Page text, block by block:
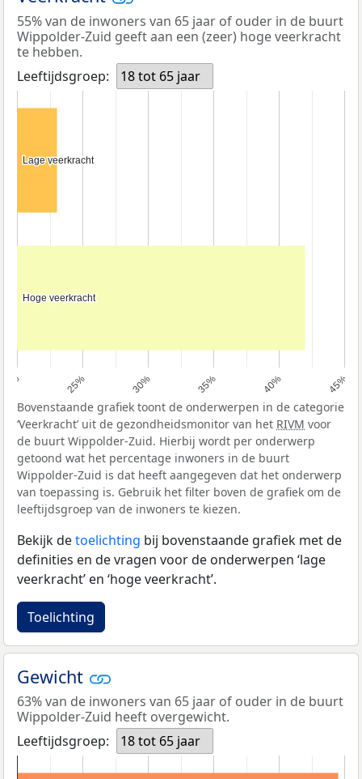
55% van de inwoners van 65 jaar of ouder in de buurt
Wippolder-Zuid geeft aan een (zeer) hoge veerkracht
te hebben.
Leeftijdsgroep:
18 tot 65 jaar
20% 25% 30% 35% 40% 45%
Lage veerkracht
Lage veerkracht
Hoge veerkracht
Hoge veerkracht
Bovenstaande grafiek toont de onderwerpen in de categorie
‘Veerkracht’ uit de gezondheidsmonitor van het RIVM voor
de buurt Wippolder-Zuid. Hierbij wordt per onderwerp
getoond wat het percentage inwoners in de buurt
Wippolder-Zuid is dat heeft aangegeven dat het onderwerp
van toepassing is. Gebruik het filter boven de grafiek om de
leeftijdsgroep van de inwoners te kiezen.
Bekijk detoelichting bij bovenstaande grafiek met de
definities en de vragen voor de onderwerpen ‘lage
veerkracht’ en ‘hoge veerkracht’.
Toelichting
Gewicht
63% van de inwoners van 65 jaar of ouder in de buurt
Wippolder-Zuid heeft overgewicht.
Leeftijdsgroep:
18 tot 65 jaar